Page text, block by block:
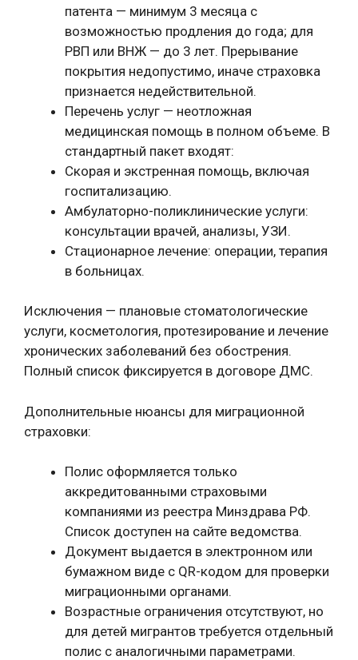
патента — минимум 3 месяца с
возможностью продления до года; для
РВП или ВНЖ — до 3 лет. Прерывание
покрытия недопустимо, иначе страховка
признается недействительной.
Перечень услуг — неотложная
медицинская помощь в полном объеме. В
стандартный пакет входят:
Скорая и экстренная помощь, включая
госпитализацию.
Амбулаторно-поликлинические услуги:
консультации врачей, анализы, УЗИ.
Стационарное лечение: операции, терапия
в больницах.
Исключения — плановые стоматологические
услуги, косметология, протезирование и лечение
хронических заболеваний без обострения.
Полный список фиксируется в договоре ДМС.
Дополнительные нюансы для миграционной
страховки:
Полис оформляется только
аккредитованными страховыми
компаниями из реестра Минздрава РФ.
Список доступен на сайте ведомства.
Документ выдается в электронном или
бумажном виде с QR-кодом для проверки
миграционными органами.
Возрастные ограничения отсутствуют, но
для детей мигрантов требуется отдельный
полис с аналогичными параметрами.